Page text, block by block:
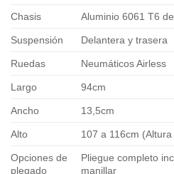
Chasis Aluminio 6061 T6
Suspensión Delantera y trasera
Ruedas Neumáticos Airless
Largo 94cm
Ancho 13,5cm
Alto 107 a 116cm
Opciones de
plegado
Pliegue completo
manillar